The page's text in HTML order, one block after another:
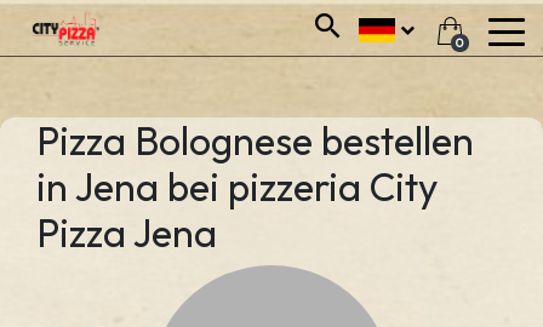
0
Pizza Bolognese bestellen
in Jena bei pizzeria City
Pizza Jena